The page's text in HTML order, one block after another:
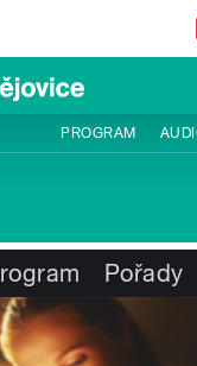
PROGRAM
Pořady